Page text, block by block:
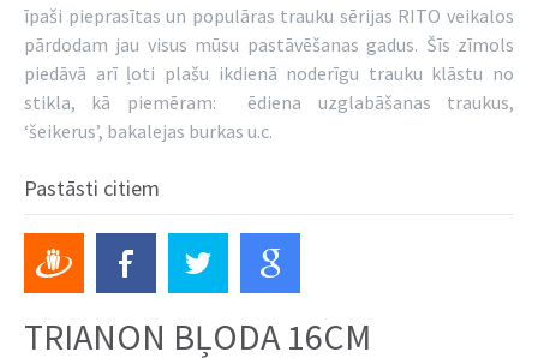
īpaši pieprasītas un populāras trauku sērijas RITO veikalos
pārdodam jau visus mūsu pastāvēšanas gadus. Šīs zīmols
piedāvā arī ļoti plašu ikdienā noderīgu trauku klāstu no
stikla, kā piemēram: ēdiena uzglabāšanas traukus,
‘šeikerus’, bakalejas burkas u.c.
Pastāsti citiem
TRIANON BĻODA 16CM